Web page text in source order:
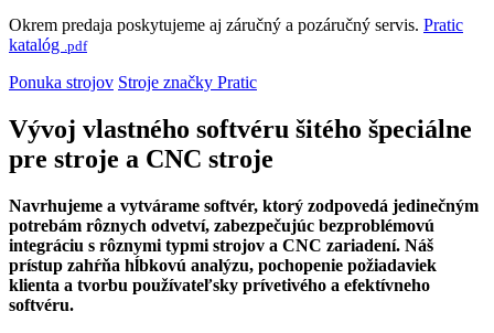
Okrem predaja poskytujeme aj záručný a pozáručný servis. Pratic
katalóg .pdf
Ponuka strojov Stroje značky Pratic
Vývoj vlastného softvéru šitého špeciálne
pre stroje a CNC stroje
Navrhujeme a vytvárame softvér, ktorý zodpovedá jedinečným
potrebám rôznych odvetví, zabezpečujúc bezproblémovú
integráciu s rôznymi typmi strojov a CNC zariadení. Náš
prístup zahŕňa hĺbkovú analýzu, pochopenie požiadaviek
klienta a tvorbu používateľsky prívetivého a efektívneho
softvéru.